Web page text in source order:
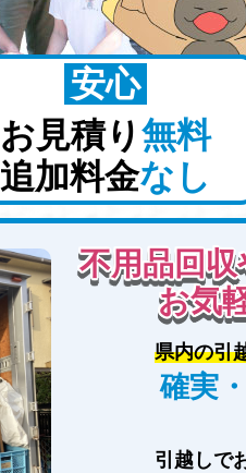
安心
お見積り無料
追加料金なし
不用品回収
お気
県内の引
確実
引越しで